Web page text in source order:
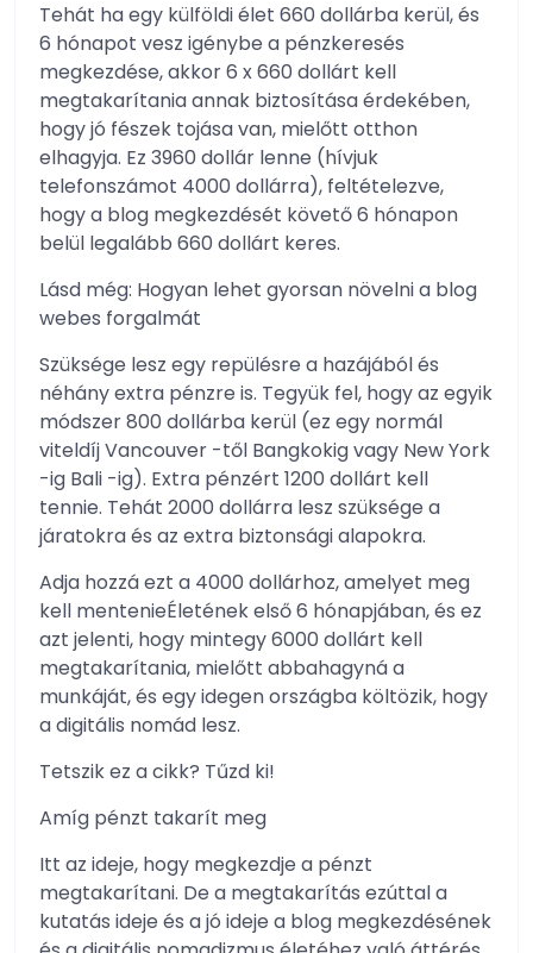
Tehát ha egy külföldi élet 660 dollárba kerül, és
6 hónapot vesz igénybe a pénzkeresés
megkezdése, akkor 6 x 660 dollárt kell
megtakarítania annak biztosítása érdekében,
hogy jó fészek tojása van, mielőtt otthon
elhagyja. Ez 3960 dollár lenne (hívjuk
telefonszámot 4000 dollárra), feltételezve,
hogy a blog megkezdését követő 6 hónapon
belül legalább 660 dollárt keres.
Lásd még: Hogyan lehet gyorsan növelni a blog
webes forgalmát
Szüksége lesz egy repülésre a hazájából és
néhány extra pénzre is. Tegyük fel, hogy az egyik
módszer 800 dollárba kerül (ez egy normál
viteldíj Vancouver -től Bangkokig vagy New York
-ig Bali -ig). Extra pénzért 1200 dollárt kell
tennie. Tehát 2000 dollárra lesz szüksége a
járatokra és az extra biztonsági alapokra.
Adja hozzá ezt a 4000 dollárhoz, amelyet meg
kell mentenieÉletének első 6 hónapjában, és ez
azt jelenti, hogy mintegy 6000 dollárt kell
megtakarítania, mielőtt abbahagyná a
munkáját, és egy idegen országba költözik, hogy
a digitális nomád lesz.
Tetszik ez a cikk? Tűzd ki!
Amíg pénzt takarít meg
Itt az ideje, hogy megkezdje a pénzt
megtakarítani. De a megtakarítás ezúttal a
kutatás ideje és a jó ideje a blog megkezdésének